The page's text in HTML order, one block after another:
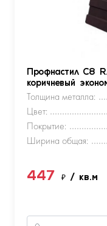
Профнастил С8
коричневый
Толщина металла:
Цвет:
Покрытие:
Ширина общая:
447 ₽ / кв.м